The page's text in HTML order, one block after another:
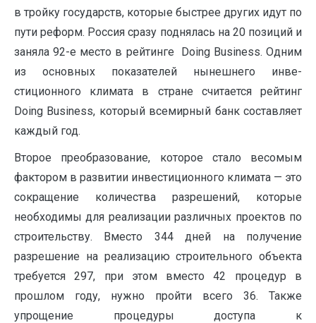
в тройку государств, которые быстрее других идут по
пути реформ. Россия сразу поднялась на 20 позиций и
заняла 92-е место в рейтинге Doing Business. Одним
из основных показателей нынешнего инве­
стиционного климата в стране считается рейтинг
Doing Business, который все­мирный банк составляет
каждый год.
Второе преобразование, которое стало весомым
фактором в развитии ин­вестиционного климата — это
сокращение количества разрешений, которые
необходимы для реализации различных проектов по
строительству. Вместо 344 дней на получение
разрешение на реализацию строительного объекта
требуется 297, при этом вместо 42 процедур в
прошлом году, нужно пройти всего 36. Так­же
упрощение процедуры доступа к